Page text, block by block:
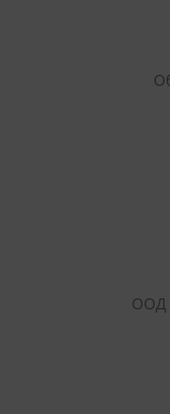
ООД